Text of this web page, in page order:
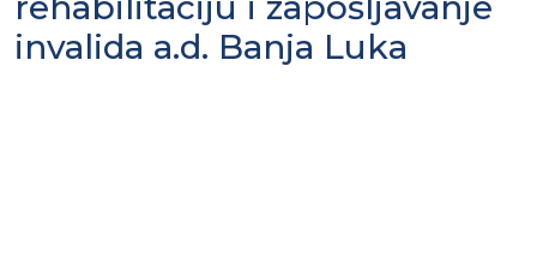
invalida a.d. Banja Luka